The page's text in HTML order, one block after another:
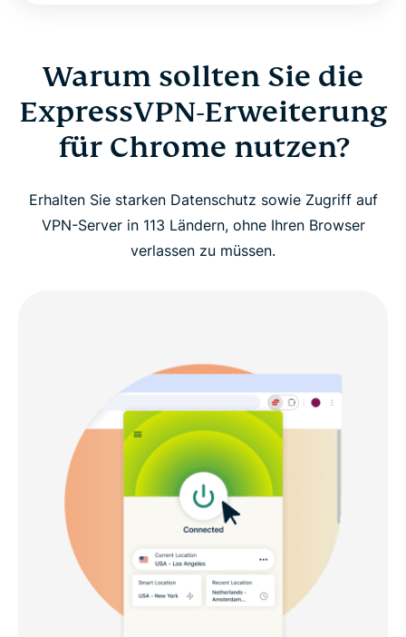
Warum sollten Sie die
ExpressVPN-Erweiterung
für Chrome nutzen?
Erhalten Sie starken Datenschutz sowie Zugriff auf
VPN-Server in 113 Ländern, ohne Ihren Browser
verlassen zu müssen.